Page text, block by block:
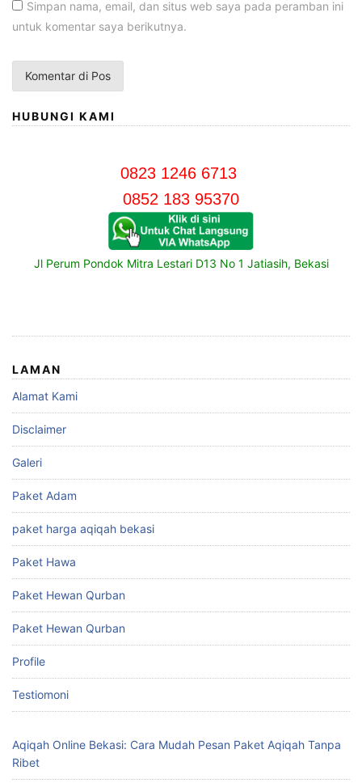
Simpan nama, email, dan situs web saya pada peramban ini
untuk komentar saya berikutnya.
HUBUNGI KAMI
0823 1246 6713
0852 183 95370
Jl Perum Pondok Mitra Lestari D13 No 1 Jatiasih, Bekasi
LAMAN
Alamat Kami
Disclaimer
Galeri
Paket Adam
paket harga aqiqah bekasi
Paket Hawa
Paket Hewan Qurban
Paket Hewan Qurban
Profile
Testiomoni
Aqiqah Online Bekasi: Cara Mudah Pesan Paket Aqiqah Tanpa
Ribet